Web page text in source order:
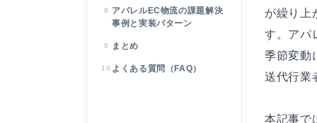
が繰り上
す。アパ
季節変動
送代行業
本記事で
8
アパレルEC物流の課題解決
事例と実装パターン
9 まとめ
10 よくある質問（FAQ）